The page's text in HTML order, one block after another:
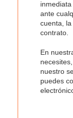
no podrás
de Privacidad.
ante
cuenta,
contrato.
En
nuestro
puedes